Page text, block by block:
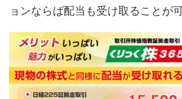
ョンならば配当も受け取ることが